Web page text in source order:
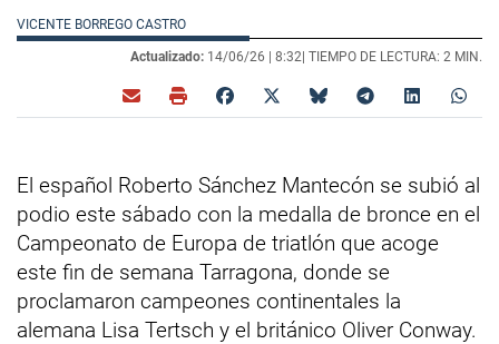
VICENTE BORREGO CASTRO
Actualizado: 14/06/26 | 8:32| TIEMPO DE LECTURA: 2 MIN.
El español Roberto Sánchez Mantecón se subió al
podio este sábado con la medalla de bronce en el
Campeonato de Europa de triatlón que acoge
este fin de semana Tarragona, donde se
proclamaron campeones continentales la
alemana Lisa Tertsch y el británico Oliver Conway.